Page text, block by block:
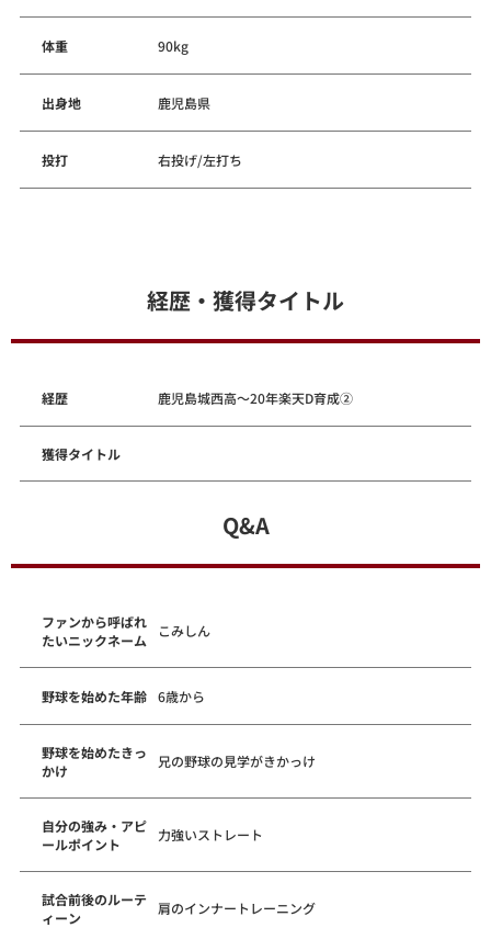
体重 90kg
出身地 鹿児島県
投打 右投げ/左打ち
経歴・獲得タイトル
経歴 鹿児島城西高～20年楽天D育成②
獲得タイトル
Q&A
ファンから呼ばれ
たいニックネーム
こみしん
野球を始めた年齢 6歳から
野球を始めたきっ
かけ
兄の野球の見学がきかっけ
自分の強み・アピ
ールポイント
力強いストレート
試合前後のルーテ
ィーン
肩のインナートレーニング